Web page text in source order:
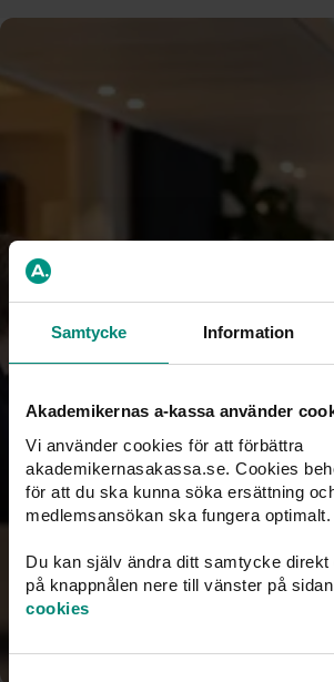
Samtycke Information
Akademikernas a-kassa använder
Vi använder cookies för att förbättra
akademikernasakassa.se. Cookies
för att du ska kunna söka ersättning
medlemsansökan ska fungera optimalt.
Du kan själv ändra ditt samtycke
på knappnålen nere till vänster på
cookies
We're working on
better
our automatic application process is
This means you'll need to wait 3–5
to your application. We promise to
Fill in your membership